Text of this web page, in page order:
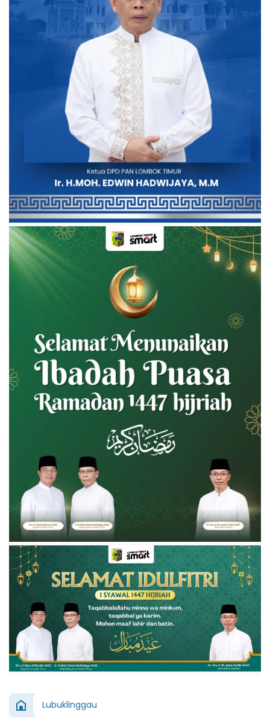
Lubuklinggau